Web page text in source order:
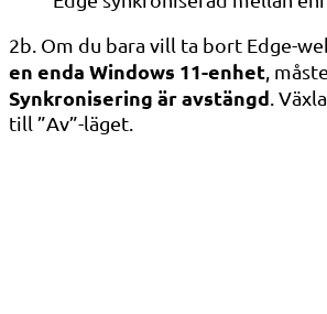
2b. Om du bara vill ta bort Edge-
en enda Windows 11-enhet,
Synkronisering är avstängd.
till ”Av”-läget.